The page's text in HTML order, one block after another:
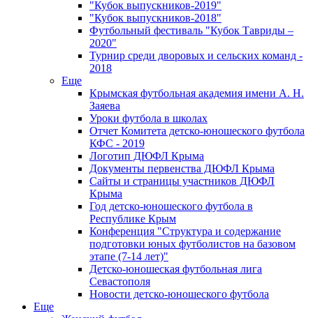
"Кубок выпускников-2019"
"Кубок выпускников-2018"
Футбольный фестиваль "Кубок Тавриды –
2020"
Турнир среди дворовых и сельских команд -
2018
Еще
Крымская футбольная академия имени А. Н.
Заяева
Уроки футбола в школах
Отчет Комитета детско-юношеского футбола
КФС - 2019
Логотип ДЮФЛ Крыма
Документы первенства ДЮФЛ Крыма
Сайты и страницы участников ДЮФЛ
Крыма
Год детско-юношеского футбола в
Республике Крым
Конференция "Структура и содержание
подготовки юных футболистов на базовом
этапе (7-14 лет)"
Детско-юношеская футбольная лига
Севастополя
Новости детско-юношеского футбола
Еще